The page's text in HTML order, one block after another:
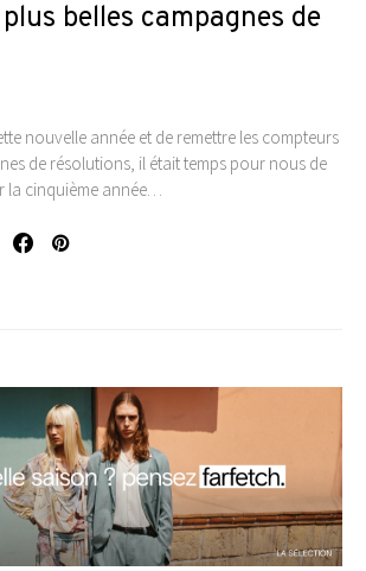
belles campagnes de
nouvelle année et de remettre les compteurs
de résolutions, il était temps pour nous de
la cinquième année…